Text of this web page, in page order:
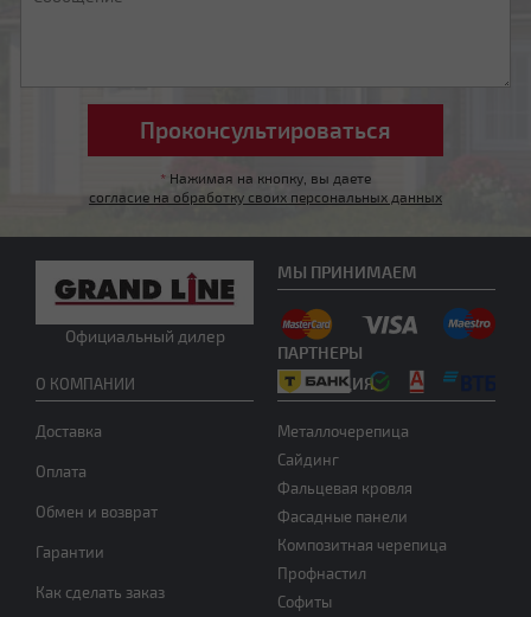
* Нажимая на кнопку, вы даете
согласие на обработку своих персональных данных
Официальный дилер
О КОМПАНИИ
Доставка
Оплата
Обмен и возврат
Гарантии
Как сделать заказ
ПРОДУКЦИЯ
Металлочерепица
Сайдинг
Фальцевая кровля
Фасадные панели
Композитная черепица
Профнастил
Софиты
МЫ ПРИНИМАЕМ
ПАРТНЕРЫ
Мансардная ломаная
Другой тип крыши